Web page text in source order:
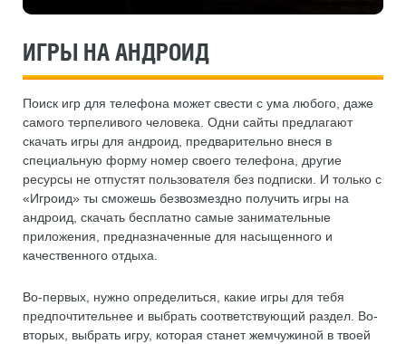
ИГРЫ НА АНДРОИД
Поиск игр для телефона может свести с ума любого, даже
самого терпеливого человека. Одни сайты предлагают
скачать игры для андроид, предварительно внеся в
специальную форму номер своего телефона, другие
ресурсы не отпустят пользователя без подписки. И только с
«Игроид» ты сможешь безвозмездно получить игры на
андроид, скачать бесплатно самые занимательные
приложения, предназначенные для насыщенного и
качественного отдыха.
Во-первых, нужно определиться, какие игры для тебя
предпочтительнее и выбрать соответствующий раздел. Во-
вторых, выбрать игру, которая станет жемчужиной в твоей